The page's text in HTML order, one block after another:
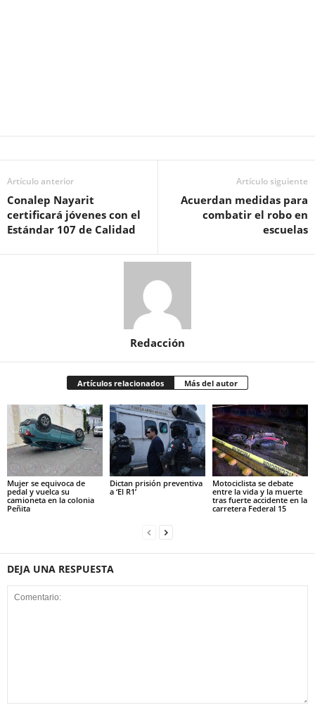
Artículo anterior
Conalep Nayarit
certificará jóvenes con el
Estándar 107 de Calidad
Artículo siguiente
Acuerdan medidas para
combatir el robo en
escuelas
Redacción
Artículos relacionados Más del autor
Mujer se equivoca de
pedal y vuelca su
camioneta en la colonia
Peñita
Dictan prisión preventiva
a ‘El R1’
Motociclista se debate
entre la vida y la muerte
tras fuerte accidente en la
carretera Federal 15
DEJA UNA RESPUESTA